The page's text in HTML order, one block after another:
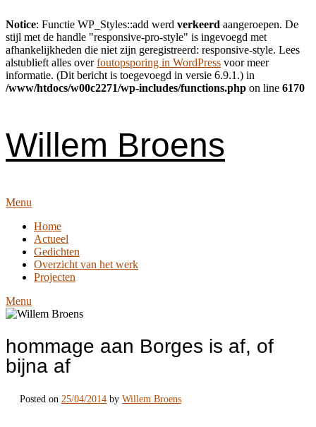
Notice: Functie WP_Styles::add werd verkeerd aangeroepen. De
stijl met de handle "responsive-pro-style" is ingevoegd met
afhankelijkheden die niet zijn geregistreerd: responsive-style. Lees
alstublieft alles overfoutopsporing in WordPress voor meer
informatie. (Dit bericht is toegevoegd in versie 6.9.1.) in
/www/htdocs/w00c2271/wp-includes/functions.php on line 6170
Willem Broens
Menu
Home
Actueel
Gedichten
Overzicht van het werk
Projecten
Menu
hommage aan Borges is af, of
bijna af
Posted on 25/04/2014 by Willem Broens